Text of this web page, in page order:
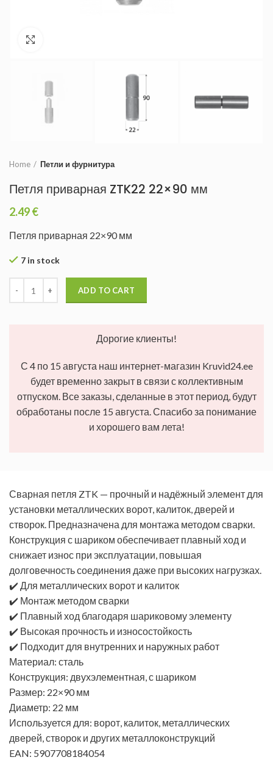
Home Петли и фурнитура
Петля приварная ZTK22 22×90 мм
2.49€
Петля приварная 22×90 мм
7 in stock
ADD TO CART
Дорогие клиенты!
С 4 по 15 августа наш интернет-магазин Kruvid24.ee
будет временно закрыт в связи с коллективным
отпуском. Все заказы, сделанные в этот период, будут
обработаны после 15 августа. Спасибо за понимание
и хорошего вам лета!
Сварная петля ZTK — прочный и надёжный элемент для
установки металлических ворот, калиток, дверей и
створок. Предназначена для монтажа методом сварки.
Конструкция с шариком обеспечивает плавный ход и
снижает износ при эксплуатации, повышая
долговечность соединения даже при высоких нагрузках.
✔️ Для металлических ворот и калиток
✔️ Монтаж методом сварки
✔️ Плавный ход благодаря шариковому элементу
✔️ Высокая прочность и износостойкость
✔️ Подходит для внутренних и наружных работ
Материал: сталь
Конструкция: двухэлементная, с шариком
Размер: 22×90 мм
Диаметр: 22 мм
Используется для: ворот, калиток, металлических
дверей, створок и других металлоконструкций
EAN: 5907708184054